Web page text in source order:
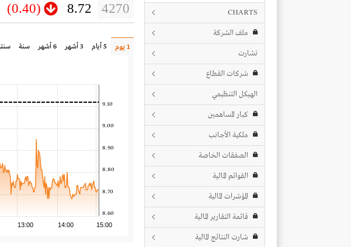
CHARTS
ملف الشركة
تشارت
شركات القطاع
الهيكل التنظيمي
كبار المساهمين
ملكية الأجانب
الصفقات الخاصة
القوائم المالية
المؤشرات المالية
قائمة التقارير المالية
شارت النتائج المالية
4270
8.72
(0.40)
1 يوم 5 أيام 3 أشهر 6 أشهر سنة
13:00 14:00 15:00
8.60
8.70
8.80
8.90
9.00
9.10